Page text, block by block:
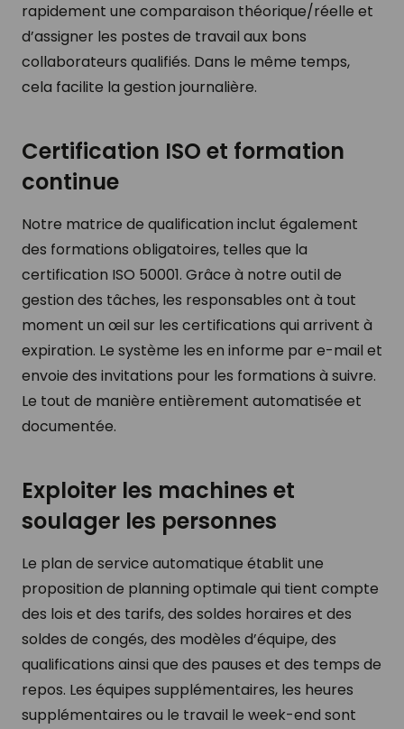
rapidement une comparaison théorique/réelle et
d’assigner les postes de travail aux bons
collaborateurs qualifiés. Dans le même temps,
cela facilite la gestion journalière.
Certification ISO et formation
continue
Notre matrice de qualification inclut également
des formations obligatoires, telles que la
certification ISO 50001. Grâce à notre outil de
gestion des tâches, les responsables ont à tout
moment un œil sur les certifications qui arrivent à
expiration. Le système les en informe par e-mail et
envoie des invitations pour les formations à suivre.
Le tout de manière entièrement automatisée et
documentée.
Exploiter les machines et
soulager les personnes
Le plan de service automatique établit une
proposition de planning optimale qui tient compte
des lois et des tarifs, des soldes horaires et des
soldes de congés, des modèles d’équipe, des
qualifications ainsi que des pauses et des temps de
repos. Les équipes supplémentaires, les heures
supplémentaires ou le travail le week-end sont